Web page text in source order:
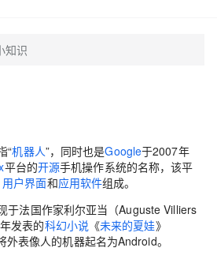
知识
“机器人”，同时也是Google于2007年
平台的开源手机操作系统的名称，该平
用户界面和应用软件组成。
于法国作家利尔亚当（Auguste Villiers
发表的科幻小说《未来的夏娃》
外表像人的机器起名为Android。